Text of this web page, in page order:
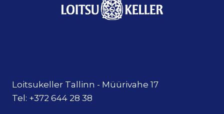
Loitsukeller Tallinn - Müürivahe 17
Tel: +372 644 28 38